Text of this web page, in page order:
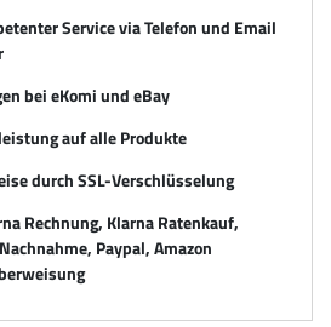
Service via Telefon und Email
bei eKomi und eBay
auf alle Produkte
durch SSL-Verschlüsselung
Rechnung, Klarna Ratenkauf,
Paypal, Amazon